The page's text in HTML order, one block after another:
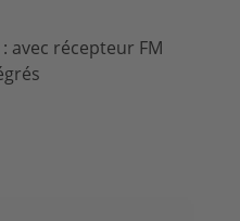
avec récepteur FM